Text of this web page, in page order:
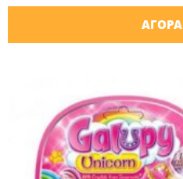
ΑΓΟΡΆ